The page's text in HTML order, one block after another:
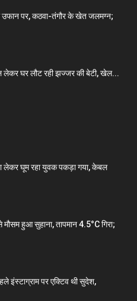
उफान पर, कठवा-तंगौर के खेत जलमग्न;
लेकर घर लौट रही झज्जर की बेटी, खेल...
लेकर घूम रहा युवक पकड़ा गया, केबल
मौसम हुआ सुहाना, तापमान 4.5°C गिरा;
इंस्टाग्राम पर एक्टिव थी सुदेश,